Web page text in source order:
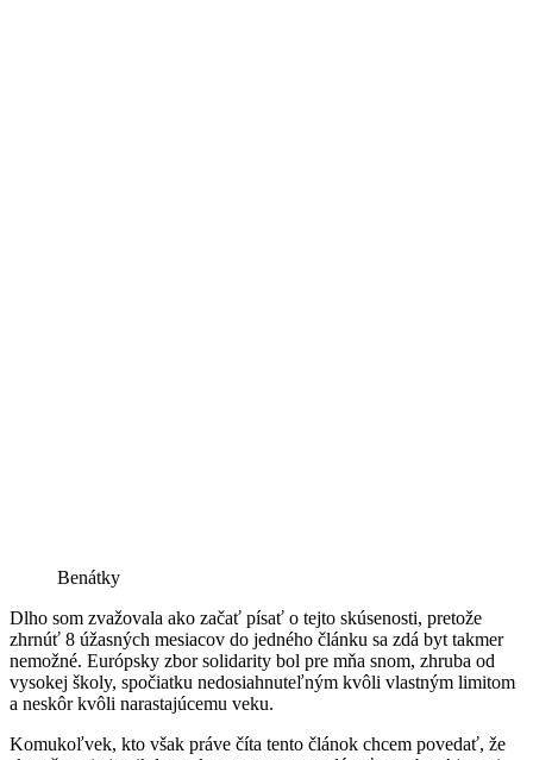
Benátky
Dlho som zvažovala ako začať písať o tejto skúsenosti, pretože
zhrnúť 8 úžasných mesiacov do jedného článku sa zdá byt takmer
nemožné. Európsky zbor solidarity bol pre mňa snom, zhruba od
vysokej školy, spočiatku nedosiahnuteľným kvôli vlastným limitom
a neskôr kvôli narastajúcemu veku.
Komukoľvek, kto však práve číta tento článok chcem povedať, že